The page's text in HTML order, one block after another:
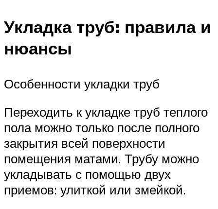
Укладка труб: правила и
нюансы
Особенности укладки труб
Переходить к укладке труб теплого
пола можно только после полного
закрытия всей поверхности
помещения матами. Трубу можно
укладывать с помощью двух
приемов: улиткой или змейкой.